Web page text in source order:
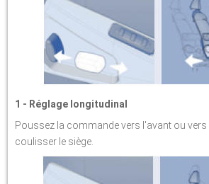
1 - Réglage longitudinal
Poussez la commande vers l'avant ou
coulisser le siège.